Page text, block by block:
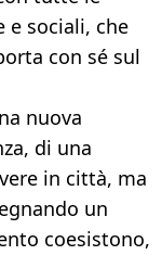
e sociali, che
con sé sul
nuova
di una
in città, ma
un
coesistono,